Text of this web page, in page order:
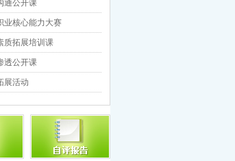
通公开课
业核心能力大赛
质拓展培训课
透公开课
展活动